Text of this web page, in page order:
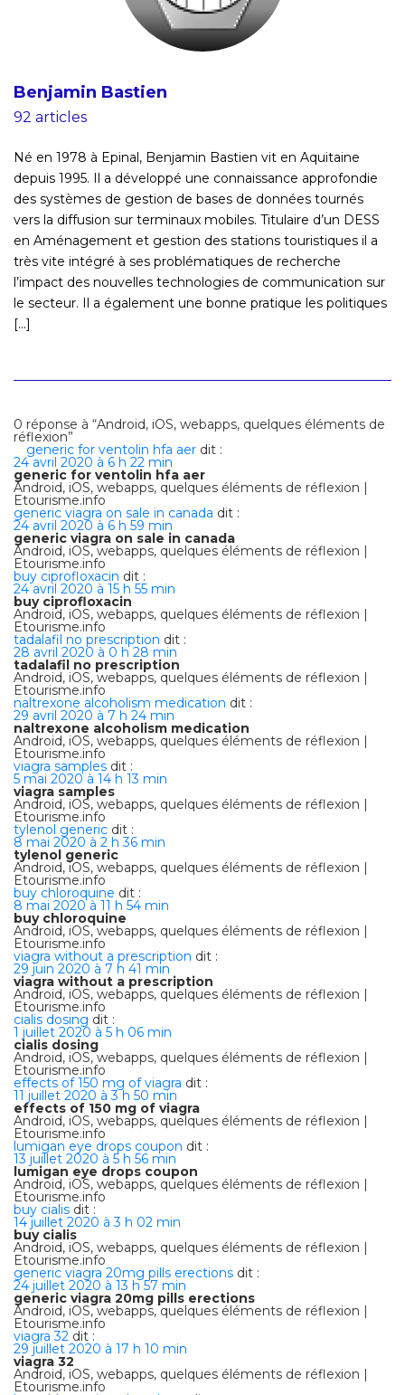
Benjamin Bastien
92 articles
Né en 1978 à Epinal, Benjamin Bastien vit en Aquitaine
depuis 1995. Il a développé une connaissance approfondie
des systèmes de gestion de bases de données tournés
vers la diffusion sur terminaux mobiles. Titulaire d’un DESS
en Aménagement et gestion des stations touristiques il a
très vite intégré à ses problématiques de recherche
l’impact des nouvelles technologies de communication sur
le secteur. Il a également une bonne pratique les politiques
[...]
0 réponse à “Android, iOS, webapps, quelques éléments de
réflexion”
generic for ventolin hfa aer dit :
24 avril 2020 à 6 h 22 min
generic for ventolin hfa aer
Android, iOS, webapps, quelques éléments de réflexion |
Etourisme.info
generic viagra on sale in canada dit :
24 avril 2020 à 6 h 59 min
generic viagra on sale in canada
Android, iOS, webapps, quelques éléments de réflexion |
Etourisme.info
buy ciprofloxacin dit :
24 avril 2020 à 15 h 55 min
buy ciprofloxacin
Android, iOS, webapps, quelques éléments de réflexion |
Etourisme.info
tadalafil no prescription dit :
28 avril 2020 à 0 h 28 min
tadalafil no prescription
Android, iOS, webapps, quelques éléments de réflexion |
Etourisme.info
naltrexone alcoholism medication dit :
29 avril 2020 à 7 h 24 min
naltrexone alcoholism medication
Android, iOS, webapps, quelques éléments de réflexion |
Etourisme.info
viagra samples dit :
5 mai 2020 à 14 h 13 min
viagra samples
Android, iOS, webapps, quelques éléments de réflexion |
Etourisme.info
tylenol generic dit :
8 mai 2020 à 2 h 36 min
tylenol generic
Android, iOS, webapps, quelques éléments de réflexion |
Etourisme.info
buy chloroquine dit :
8 mai 2020 à 11 h 54 min
buy chloroquine
Android, iOS, webapps, quelques éléments de réflexion |
Etourisme.info
viagra without a prescription dit :
29 juin 2020 à 7 h 41 min
viagra without a prescription
Android, iOS, webapps, quelques éléments de réflexion |
Etourisme.info
cialis dosing dit :
1 juillet 2020 à 5 h 06 min
cialis dosing
Android, iOS, webapps, quelques éléments de réflexion |
Etourisme.info
effects of 150 mg of viagra dit :
11 juillet 2020 à 3 h 50 min
effects of 150 mg of viagra
Android, iOS, webapps, quelques éléments de réflexion |
Etourisme.info
lumigan eye drops coupon dit :
13 juillet 2020 à 5 h 56 min
lumigan eye drops coupon
Android, iOS, webapps, quelques éléments de réflexion |
Etourisme.info
buy cialis dit :
14 juillet 2020 à 3 h 02 min
buy cialis
Android, iOS, webapps, quelques éléments de réflexion |
Etourisme.info
generic viagra 20mg pills erections dit :
24 juillet 2020 à 13 h 57 min
generic viagra 20mg pills erections
Android, iOS, webapps, quelques éléments de réflexion |
Etourisme.info
viagra 32 dit :
29 juillet 2020 à 17 h 10 min
viagra 32
Android, iOS, webapps, quelques éléments de réflexion |
Etourisme.info